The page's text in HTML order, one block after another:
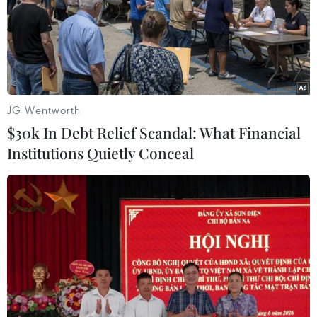
Nhịp điệu Samulnori vang
dội, Áo dài - Hanbok 'khoe sắc' bên
sông Hàn
Để di sản ướp trà sen Quảng An luôn
song hành cùng nhịp sống đương
đại
07/08/2026 03:40
Nghệ nhân Đặng Văn Hậu
thổi sức sống mới cho nghệ thuật tò
he truyền thống
07/08/2026 03:19
JG Wentworth
$30k In Debt Relief Scandal: What Financial
Institutions Quietly Conceal